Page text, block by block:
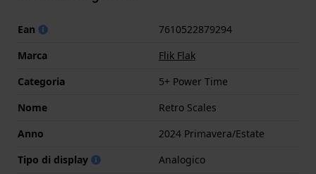
Ean
7610522879294
Marca
Flik Flak
Categoria
5+ Power Time
Nome
Retro Scales
Anno
2024 Primavera/Estate
Tipo di display
Analogico